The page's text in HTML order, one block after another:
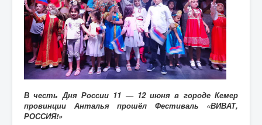
В честь Дня России 11 — 12 июня в городе Кемер
провинции Анталья прошёл Фестиваль «ВИВАТ,
РОССИЯ!»